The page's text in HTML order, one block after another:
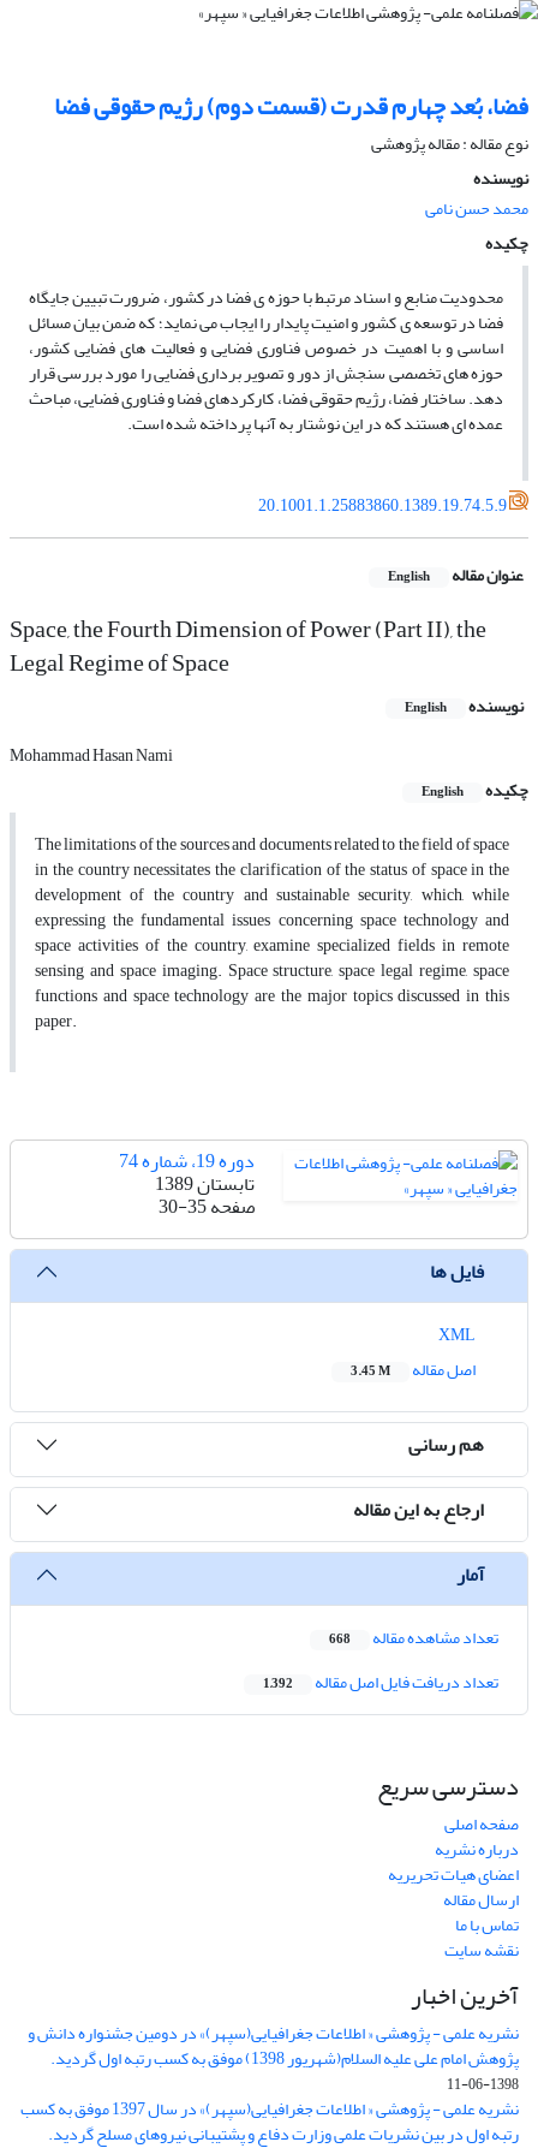
فضا، بُعد چهارم قدرت (قسمت دوم) رژیم حقوقى فضا
نوع مقاله : مقاله پژوهشی
نویسنده
محمد حسن نامی
چکیده
محدودیت منابع و اسناد مرتبط با حوزه ‏ى فضا در کشور، ضرورت تبیین جایگاه
فضا در توسعه‏ ى کشور و امنیت پایدار را ایجاب مى‏ نماید؛ که ضمن بیان مسائل
اساسى و با اهمیت در خصوص فناورى فضایى و فعالیت‏ هاى فضایى کشور،
حوزه ‏هاى تخصصى سنجش از دور و تصویر بردارى فضایى را مورد بررسى قرار
دهد. ساختار فضا، رژیم حقوقى فضا، کارکردهاى فضا و فناورى فضایى، مباحث
عمده ‏اى هستند که در این نوشتار به آن‏ها پرداخته شده است.
20.1001.1.25883860.1389.19.74.5.9
عنوان مقاله English
Space, the Fourth Dimension of Power (Part II), the
Legal Regime of Space
نویسنده English
Mohammad Hasan Nami
چکیده
English
The limitations of the sources and documents related to the field of space
in the country necessitates the clarification of the status of space in the
development of the country and sustainable security, which, while
expressing the fundamental issues concerning space technology and
space activities of the country, examine specialized fields in remote
sensing and space imaging. Space structure, space legal regime, space
functions and space technology are the major topics discussed in this
paper.
دوره 19، شماره 74
تابستان 1389
صفحه30-35
فایل ها
اصل مقاله
3.45 M
هم رسانی
ارجاع به این مقاله
آمار
تعداد مشاهده مقاله 668
تعداد دریافت فایل اصل مقاله 1,392
دسترسی سریع
صفحه اصلی
درباره نشریه
اعضای هیات تحریریه
ارسال مقاله
تماس با ما
نقشه سایت
آخرین اخبار
نشریه علمی - پژوهشی « اطلاعات جغرافیایی(سپهر)» در دومین جشنواره دانش و
پژوهش امام علی علیه السلام(شهریور 1398) موفق به کسب رتبه اول گردید.
1398-06-11
نشریه علمی - پژوهشی « اطلاعات جغرافیایی(سپهر)» در سال 1397 موفق به کسب
رتبه اول در بین نشریات علمی وزارت دفاع و پشتیبانی نیروهای مسلح گردید.